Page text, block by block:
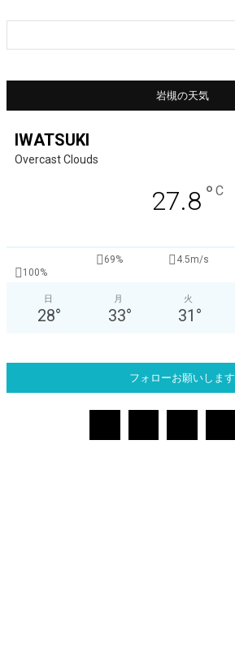
岩槻の天気
IWATSUKI
Overcast Clouds
27.8 ° C
69%
4.5m/s
100%
日
28°
月
33°
火
31 °
フォローお願いします